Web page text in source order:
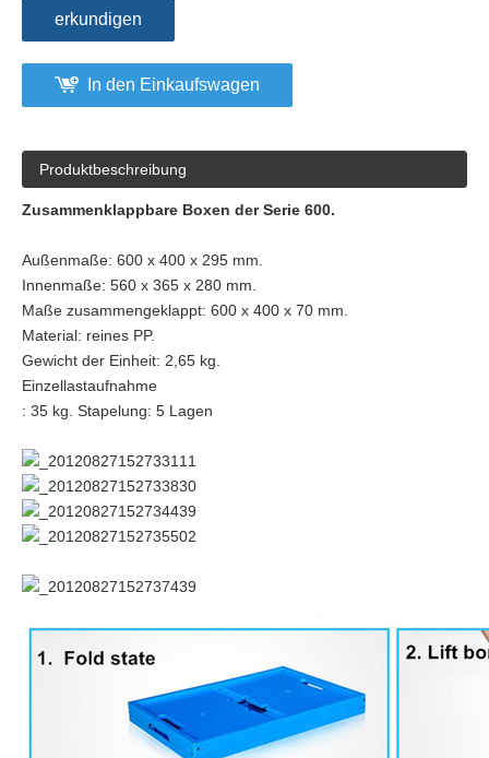
erkundigen
In den Einkaufswagen
Produktbeschreibung
Zusammenklappbare Boxen der Serie 600.
Außenmaße: 600 x 400 x 295 mm.
Innenmaße: 560 x 365 x 280 mm.
Maße zusammengeklappt: 600 x 400 x 70 mm.
Material: reines PP.
Gewicht der Einheit: 2,65 kg.
Einzellastaufnahme
: 35 kg. Stapelung: 5 Lagen